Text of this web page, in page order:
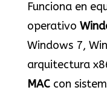
Funciona en
operativo
Windows 7,
arquitectura
MAC con